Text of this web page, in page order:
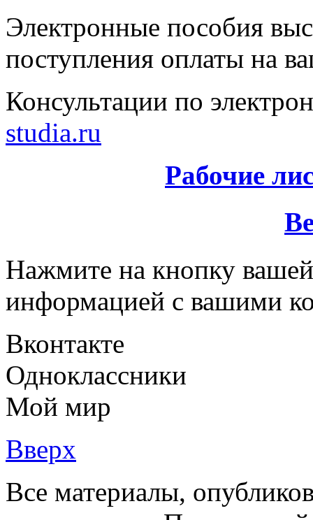
Электронные пособия
поступления оплаты на
Консультации по
studia.ru
Рабочие
Нажмите на кнопку
информацией с вашими
Вконтакте
Одноклассники
Мой мир
Вверх
Все материалы,